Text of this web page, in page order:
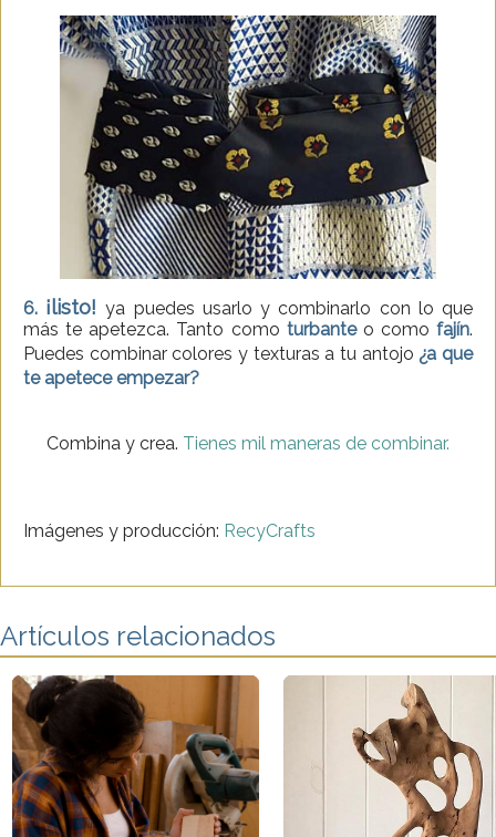
6. ¡listo!ya puedes usarlo y combinarlo con lo que
más te apetezca. Tanto como turbante o como fajín.
Puedes combinar colores y texturas a tu antojo ¿a que
te apetece empezar?
Combina y crea. Tienes mil maneras de combinar.
Imágenes y producción: RecyCrafts
Artículos relacionados